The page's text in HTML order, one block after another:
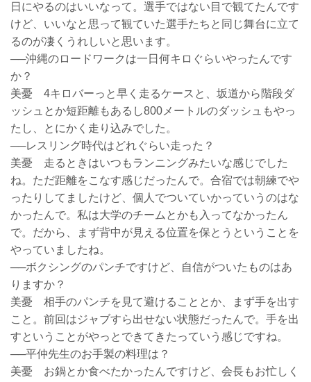
日にやるのはいいなって。選手ではない目で観てたんです
けど、いいなと思って観ていた選手たちと同じ舞台に立て
るのが凄くうれしいと思います。
──沖縄のロードワークは一日何キロぐらいやったんです
か？
美憂 4キロバーっと早く走るケースと、坂道から階段ダ
ッシュとか短距離もあるし800メートルのダッシュもやっ
たし、とにかく走り込みでした。
──レスリング時代はどれぐらい走った？
美憂 走るときはいつもランニングみたいな感じでした
ね。ただ距離をこなす感じだったんで。合宿では朝練でや
ったりしてましたけど、個人でついていかっていうのはな
かったんで。私は大学のチームとかも入ってなかったん
で。だから、まず背中が見える位置を保とうということを
やっていましたね。
──ボクシングのパンチですけど、自信がついたものはあ
りますか？
美憂 相手のパンチを見て避けることとか、まず手を出す
こと。前回はジャブすら出せない状態だったんで。手を出
すということがやっとできてきたっていう感じですね。
──平仲先生のお手製の料理は？
美憂 お鍋とか食べたかったんですけど、会長もお忙しく